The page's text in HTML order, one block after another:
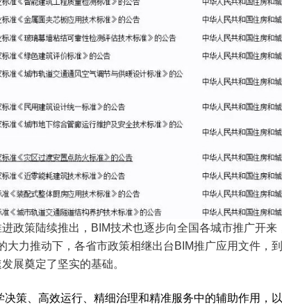
政策陆续推出，BIM技术也逐步向全国各城市推广开
大力推动下，各省市政策相继出台BIM推广应用文件，
展奠定了坚实的基础。
策、高效运行、精细治理和精准服务中的辅助作用，